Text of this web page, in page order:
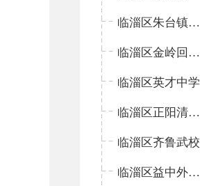
临淄区朱台镇中心学校
临淄区金岭回族镇中心学校
临淄区英才中学
临淄区正阳清北实验学校
临淄区齐鲁武校
临淄区益中外语学校